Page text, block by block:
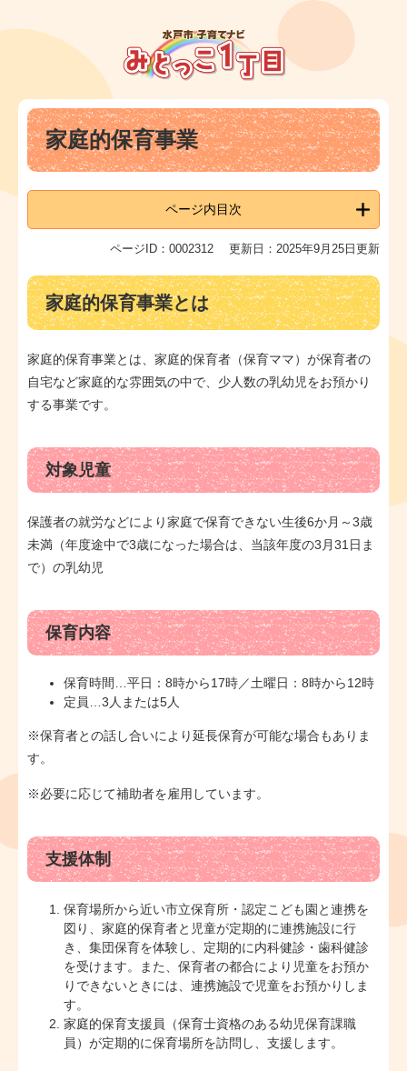
ー
ニ
本
文 家庭的保育事業
ページ内目次
ページID：0002312 更新日：2025年9月25日更新
家庭的保育事業とは
家庭的保育事業とは、家庭的保育者（保育ママ）が保育者の
自宅など家庭的な雰囲気の中で、少人数の乳幼児をお預かり
する事業です。
対象児童
保護者の就労などにより家庭で保育できない生後6か月～3歳
未満（年度途中で3歳になった場合は、当該年度の3月31日ま
で）の乳幼児
保育内容
保育時間…平日：8時から17時／土曜日：8時から12時
定員…3人または5人
※保育者との話し合いにより延長保育が可能な場合もありま
す。
※必要に応じて補助者を雇用しています。
支援体制
保育場所から近い市立保育所・認定こども園と連携を
図り、家庭的保育者と児童が定期的に連携施設に行
き、集団保育を体験し、定期的に内科健診・歯科健診
を受けます。また、保育者の都合により児童をお預か
りできないときには、連携施設で児童をお預かりしま
す。
家庭的保育支援員（保育士資格のある幼児保育課職
員）が定期的に保育場所を訪問し、支援します。